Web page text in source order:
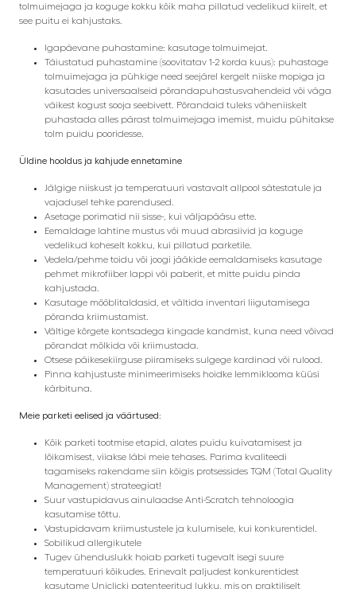
tolmuimejaga ja koguge kokku kõik maha pillatud vedelikud kiirelt, et
see puitu ei kahjustaks.
Igapäevane puhastamine: kasutage tolmuimejat.
Täiustatud puhastamine (soovitatav 1-2 korda kuus): puhastage
tolmuimejaga ja pühkige need seejärel kergelt niiske mopiga ja
kasutades universaalseid põrandapuhastusvahendeid või väga
väikest kogust sooja seebivett. Põrandaid tuleks väheniiskelt
puhastada alles pärast tolmuimejaga imemist, muidu pühitakse
tolm puidu pooridesse.
Üldine hooldus ja kahjude ennetamine
Jälgige niiskust ja temperatuuri vastavalt allpool sätestatule ja
vajadusel tehke parendused.
Asetage porimatid nii sisse-, kui väljapääsu ette.
Eemaldage lahtine mustus või muud abrasiivid ja koguge
vedelikud koheselt kokku, kui pillatud parketile.
Vedela/pehme toidu või joogi jääkide eemaldamiseks kasutage
pehmet mikrofiiber lappi või paberit, et mitte puidu pinda
kahjustada.
Kasutage mööblitaldasid, et vältida inventari liigutamisega
põranda kriimustamist.
Vältige kõrgete kontsadega kingade kandmist, kuna need võivad
põrandat mõlkida või kriimustada.
Otsese päikesekiirguse piiramiseks sulgege kardinad või rulood.
Pinna kahjustuste minimeerimiseks hoidke lemmiklooma küüsi
kärbituna.
Meie parketi eelised ja väärtused:
Kõik parketi tootmise etapid, alates puidu kuivatamisest ja
lõikamisest, viiakse läbi meie tehases. Parima kvaliteedi
tagamiseks rakendame siin kõigis protsessides TQM (Total Quality
Management) strateegiat!
Suur vastupidavus ainulaadse Anti-Scratch tehnoloogia
kasutamise tõttu.
Vastupidavam kriimustustele ja kulumisele, kui konkurentidel.
Sobilikud allergikutele
Tugev ühenduslukk hoiab parketi tugevalt isegi suure
temperatuuri kõikudes. Erinevalt paljudest konkurentidest
kasutame Uniclicki patenteeritud lukku, mis on praktiliselt